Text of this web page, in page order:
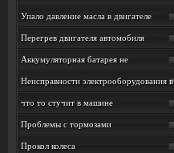
Упало давление масла в двигателе
Перегрев двигателя автомобиля
Аккумуляторная батарея не
подзаряжается
Неисправности электрооборудования в
автомобиле
что то стучит в машине
Проблемы с тормозами
Прокол колеса